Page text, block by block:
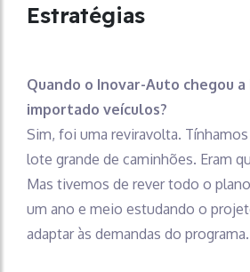
Estratégias
Quando o Inovar-Auto chegou a
importado veículos?
Sim, foi uma reviravolta.
lote grande de caminhões. Eram
Mas tivemos de rever todo o
um ano e meio estudando o
adaptar às demandas do programa.